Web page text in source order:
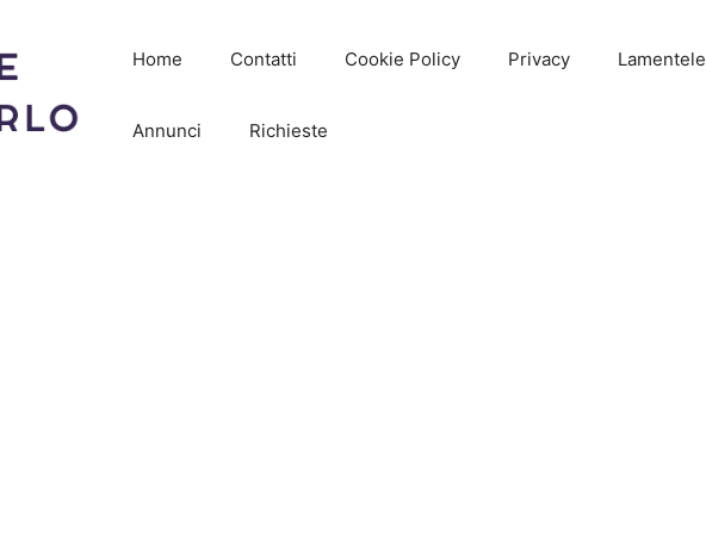
Home Contatti Cookie Policy Privacy Lamentele
Annunci Richieste